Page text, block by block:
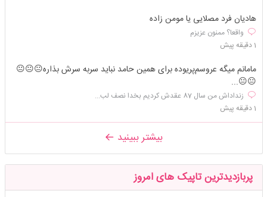
هادیان فرد مصلایی یا مومن زاده
واقعا؟ ممنون عزیزم
1 دقیقه پیش
مامانم میگه عروسم‌پریوده برای همین حامد نباید سربه سرش بذاره😐😐😐
😐😐...
زنداداش من سال 87 عقدش کردیم بخدا نصف لب...
1 دقیقه پیش
بیشتر ببینید
پربازدیدترین تاپیک های امروز